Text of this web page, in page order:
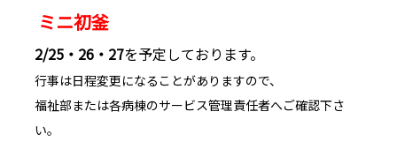
ミニ初釜
2/25・26・27を予定しております。
行事は日程変更になることがありますので、
福祉部または各病棟のサービス管理責任者へご確認下さ
い。